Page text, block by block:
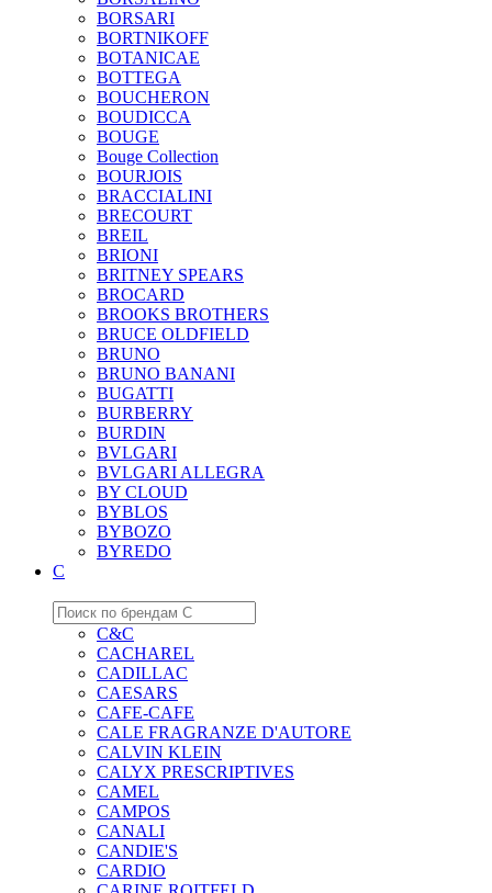
BORSARI
BORTNIKOFF
BOTANICAE
BOTTEGA
BOUCHERON
BOUDICCA
BOUGE
Bouge Collection
BOURJOIS
BRACCIALINI
BRECOURT
BREIL
BRIONI
BRITNEY SPEARS
BROCARD
BROOKS BROTHERS
BRUCE OLDFIELD
BRUNO
BRUNO BANANI
BUGATTI
BURBERRY
BURDIN
BVLGARI
BVLGARI ALLEGRA
BY CLOUD
BYBLOS
BYBOZO
BYREDO
C
C&C
CACHAREL
CADILLAC
CAESARS
CAFE-CAFE
CALE FRAGRANZE D'AUTORE
CALVIN KLEIN
CALYX PRESCRIPTIVES
CAMEL
CAMPOS
CANALI
CANDIE'S
CARDIO